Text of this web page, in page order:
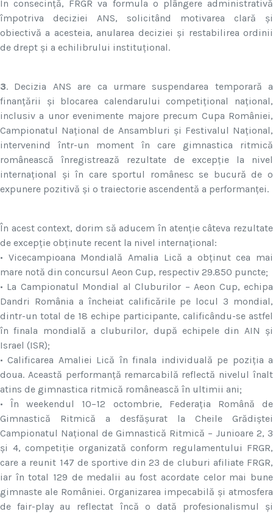
În consecință, FRGR va formula o plângere administrativă
împotriva deciziei ANS, solicitând motivarea clară și
obiectivă a acesteia, anularea deciziei și restabilirea ordinii
de drept și a echilibrului instituțional.
3. Decizia ANS are ca urmare suspendarea temporară a
finanțării și blocarea calendarului competițional național,
inclusiv a unor evenimente majore precum Cupa României,
Campionatul Național de Ansambluri și Festivalul Național,
intervenind într-un moment în care gimnastica ritmică
românească înregistrează rezultate de excepție la nivel
internațional și în care sportul românesc se bucură de o
expunere pozitivă și o traiectorie ascendentă a performanței.
În acest context, dorim să aducem în atenție câteva rezultate
de excepție obținute recent la nivel internațional:
• Vicecampioana Mondială Amalia Lică a obținut cea mai
mare notă din concursul Aeon Cup, respectiv 29.850 puncte;
• La Campionatul Mondial al Cluburilor – Aeon Cup, echipa
Dandri România a încheiat calificările pe locul 3 mondial,
dintr-un total de 18 echipe participante, calificându-se astfel
în finala mondială a cluburilor, după echipele din AIN și
Israel (ISR);
• Calificarea Amaliei Lică în finala individuală pe poziția a
doua. Această performanță remarcabilă reflectă nivelul înalt
atins de gimnastica ritmică românească în ultimii ani;
• În weekendul 10–12 octombrie, Federația Română de
Gimnastică Ritmică a desfășurat la Cheile Grădiștei
Campionatul Național de Gimnastică Ritmică – Junioare 2, 3
și 4, competiție organizată conform regulamentului FRGR,
care a reunit 147 de sportive din 23 de cluburi afiliate FRGR,
iar în total 129 de medalii au fost acordate celor mai bune
gimnaste ale României. Organizarea impecabilă și atmosfera
de fair-play au reflectat încă o dată profesionalismul și